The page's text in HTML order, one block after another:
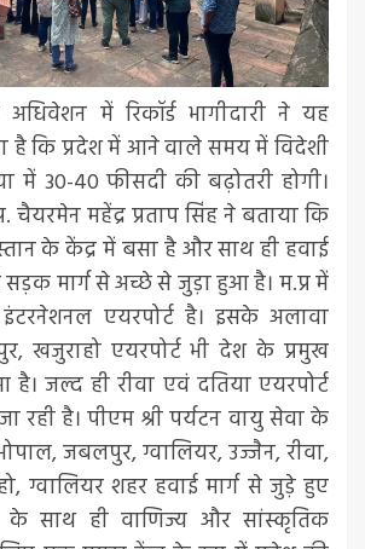
में रिकॉर्ड भागीदारी ने यह
है कि प्रदेश में आने वाले समय में विदेशी
में 30-40 फीसदी की बढ़ोतरी होगी।
महेंद्र प्रताप सिंह ने बताया कि
के केंद्र में बसा है और साथ ही हवाई
सड़क मार्ग से अच्छे से जुड़ा हुआ है। म.प्र में
एयरपोर्ट है। इसके अलावा
खजुराहो एयरपोर्ट भी देश के प्रमुख
जल्द ही रीवा एवं दतिया एयरपोर्ट
रही है। पीएम श्री पर्यटन वायु सेवा के
जबलपुर, ग्वालियर, उज्जैन, रीवा,
ग्वालियर शहर हवाई मार्ग से जुड़े हुए
के साथ ही वाणिज्य और सांस्कृतिक